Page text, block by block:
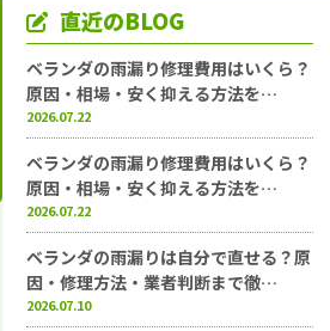
塗装店
塗装店
塗装店
鹿児島県
沖縄県
施工例 塗装店
直近のBLOG
ベランダの雨漏り修理費用はいくら？
原因・相場・安く抑える方法を…
2026.07.22
ベランダの雨漏り修理費用はいくら？
原因・相場・安く抑える方法を…
2026.07.22
ベランダの雨漏りは自分で直せる？原
因・修理方法・業者判断まで徹…
2026.07.10